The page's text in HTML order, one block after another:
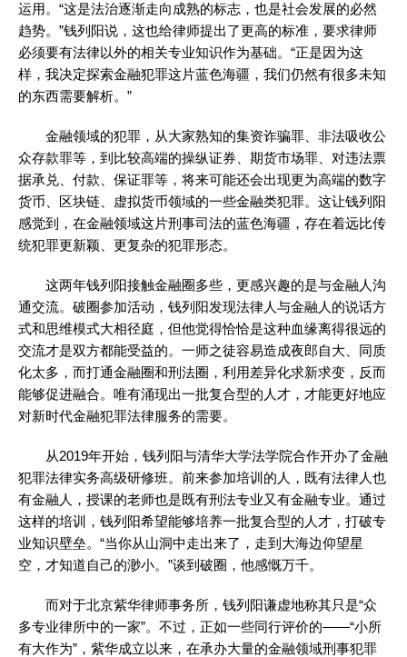
运用。“这是法治逐渐走向成熟的标志，也是社会发展的必然
趋势。”钱列阳说，这也给律师提出了更高的标准，要求律师
必须要有法律以外的相关专业知识作为基础。“正是因为这
样，我决定探索金融犯罪这片蓝色海疆，我们仍然有很多未知
的东西需要解析。”
金融领域的犯罪，从大家熟知的集资诈骗罪、非法吸收公
众存款罪等，到比较高端的操纵证券、期货市场罪、对违法票
据承兑、付款、保证罪等，将来可能还会出现更为高端的数字
货币、区块链、虚拟货币领域的一些金融类犯罪。这让钱列阳
感觉到，在金融领域这片刑事司法的蓝色海疆，存在着远比传
统犯罪更新颖、更复杂的犯罪形态。
这两年钱列阳接触金融圈多些，更感兴趣的是与金融人沟
通交流。破圈参加活动，钱列阳发现法律人与金融人的说话方
式和思维模式大相径庭，但他觉得恰恰是这种血缘离得很远的
交流才是双方都能受益的。一师之徒容易造成夜郎自大、同质
化太多，而打通金融圈和刑法圈，利用差异化求新求变，反而
能够促进融合。唯有涌现出一批复合型的人才，才能更好地应
对新时代金融犯罪法律服务的需要。
从2019年开始，钱列阳与清华大学法学院合作开办了金融
犯罪法律实务高级研修班。前来参加培训的人，既有法律人也
有金融人，授课的老师也是既有刑法专业又有金融专业。通过
这样的培训，钱列阳希望能够培养一批复合型的人才，打破专
业知识壁垒。“当你从山洞中走出来了，走到大海边仰望星
空，才知道自己的渺小。”谈到破圈，他感慨万千。
而对于北京紫华律师事务所，钱列阳谦虚地称其只是“众
多专业律所中的一家”。不过，正如一些同行评价的——“小所
有大作为”，紫华成立以来，在承办大量的金融领域刑事犯罪